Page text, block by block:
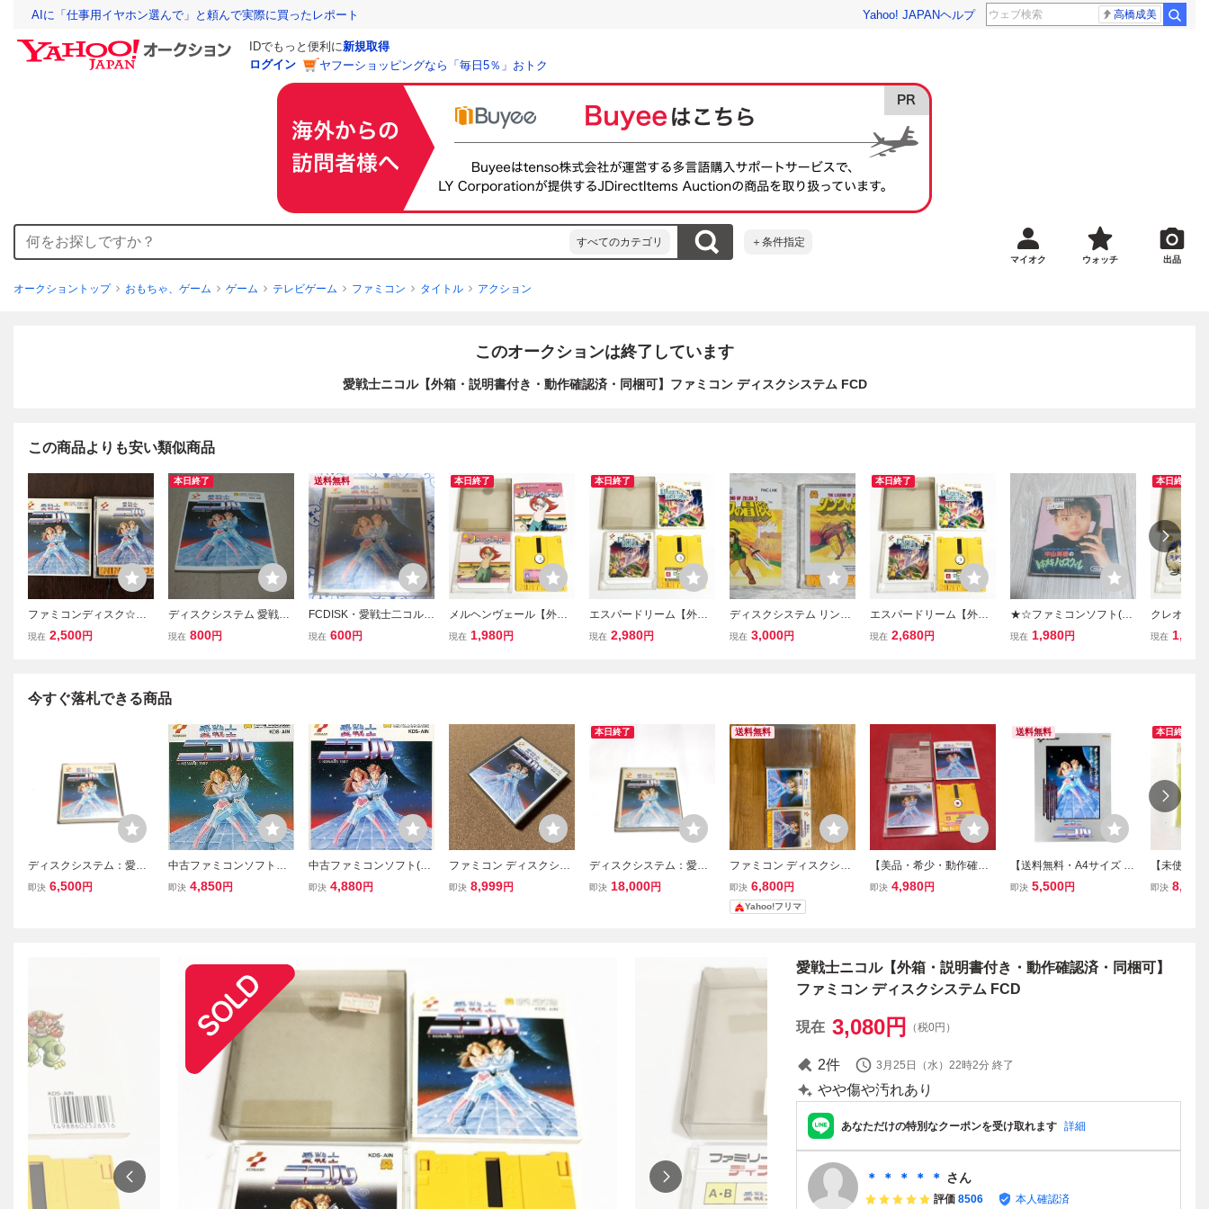
AIに「仕事用イヤホン選んで」と頼んで実際に買ったレポート Yahoo! JAPANヘルプ 高橋成美
IDでもっと便利に新規取得
ログイン
ヤフーショッピングなら「毎日5％」おトク
すべてのカテゴリ ＋条件指定
マイオク ウォッチ 出品
オークショントップ おもちゃ、ゲーム ゲーム テレビゲーム ファミコン タイトル アクション
このオークションは終了しています
愛戦士ニコル【外箱・説明書付き・動作確認済・同梱可】ファミコン ディスクシステム FCD
この商品よりも安い類似商品
ファミコンディスク☆愛
戦士ニコル
現在 2,500円
本日終了
ディスクシステム 愛戦士
ニコル KDS-AIN ※説明書
現在 800円
送料無料
FCDISK・愛戦士二コル
（送料無料！）
現在 600円
本日終了
メルヘンヴェール【外
箱・説明書付き・動作確
現在 1,980円
本日終了
エスパードリーム【外
箱・説明書付き・動作確
現在 2,980円
ディスクシステム リンク
の冒険 THE LEGEND OF
現在 3,000円
本日終了
エスパードリーム【外
箱・説明書付き・動作確
現在 2,680円
★☆ファミコンソフト(デ
ィスクシステム) 中山美
現在 1,980円
本日終了
クレオパト
箱・説明書
現在 1,980
今すぐ落札できる商品
ディスクシステム：愛戦
士ニコル［動作品］外
即決 6,500円
中古ファミコンソフト
（ディスクシステム） 愛
即決 4,850円
中古ファミコンソフト(デ
ィスクシステム) 愛戦士ニ
即決 4,880円
ファミコン ディスクシス
テム 新品未使用未開
即決 8,999円
本日終了
ディスクシステム：愛戦
士ニコル［新品、未使
即決 18,000円
送料無料
ファミコン ディスクシス
テム 愛戦士ニコル
即決 6,800円
Yahoo!フリマ
【美品・希少・動作確認
済】『愛戦士ニコル』
即決 4,980円
送料無料
【送料無料・A4サイズ チ
ラシ】 ファミコン ディス
即決 5,500円
本日終了
【未使用
ーコンピュ
即決 8,900
愛戦士ニコル【外箱・説明書付き・動作確認済・同梱可】
ファミコン ディスクシステム FCD
現在 3,080円 （税0円）
2件 3月25日（水）22時2分 終了
やや傷や汚れあり
あなただけの特別なクーポンを受け取れます 詳細
＊ ＊ ＊ ＊ ＊ さん
評価 8506 本人確認済